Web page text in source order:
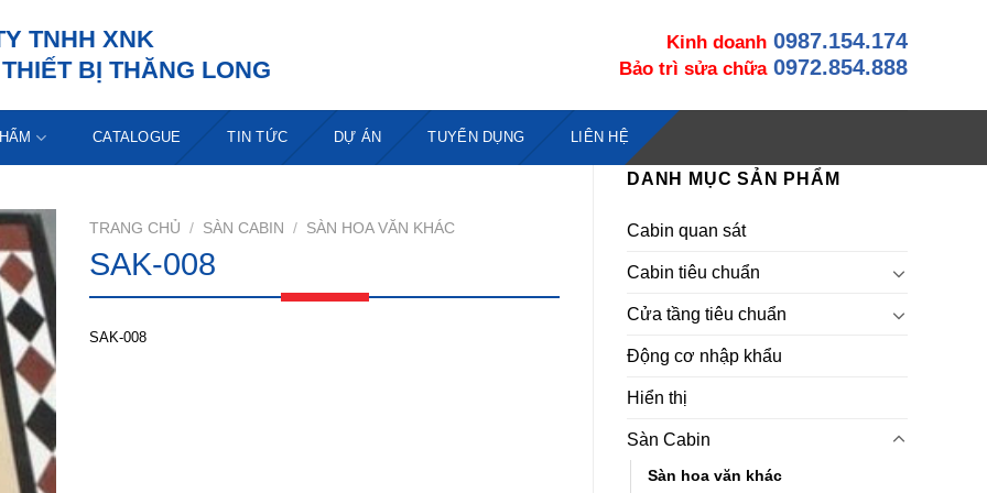
TNHH XNK
BỊ THĂNG LONG
Kinh doanh 0987.154.174
Bảo trì sửa chữa 0972.854.888
CATALOGUE TIN TỨC DỰ ÁN TUYỂN DỤNG LIÊN HỆ
DANH MỤC SẢN PHẨM
Cabin quan sát
Cabin tiêu chuẩn
Cửa tầng tiêu chuẩn
Động cơ nhập khẩu
Hiển thị
Sàn Cabin
Sàn hoa văn khác
TRANG CHỦ / SÀN CABIN / SÀN HOA VĂN KHÁC
SAK-008
SAK-008